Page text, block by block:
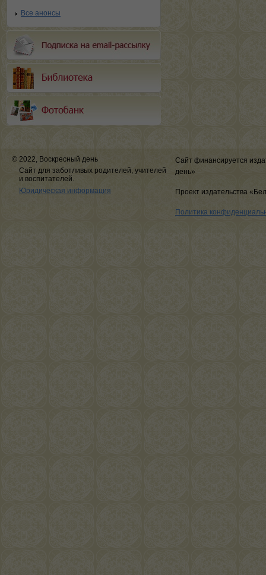
Все анонсы
© 2022, Воскресный день
Сайт для заботливых родителей, учителей
и воспитателей.
Юридическая информация
Сайт финансируется
день»
Проект издательства
Политика